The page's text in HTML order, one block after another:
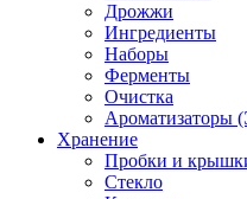
Дрожжи
Ингредиенты
Наборы
Ферменты
Очистка
Ароматизаторы
Хранение
Пробки и
Стекло